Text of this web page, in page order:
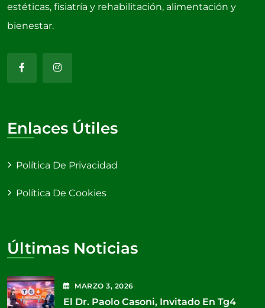
estéticas, fisiatría y rehabilitación, alimentación y
bienestar.
Enlaces Útiles
Política De Privacidad
Política De Cookies
Últimas Noticias
MARZO3, 2026
El Dr. Paolo Casoni, Invitado En Tg4